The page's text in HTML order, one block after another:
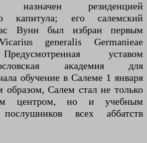
резиденцией
капитула; его салемский
Вунн был избран первым
generalis Germanieae
уставом
академия для
обучение в Салеме 1 января
образом, Салем стал не только
центром, но и учебным
всех аббатств